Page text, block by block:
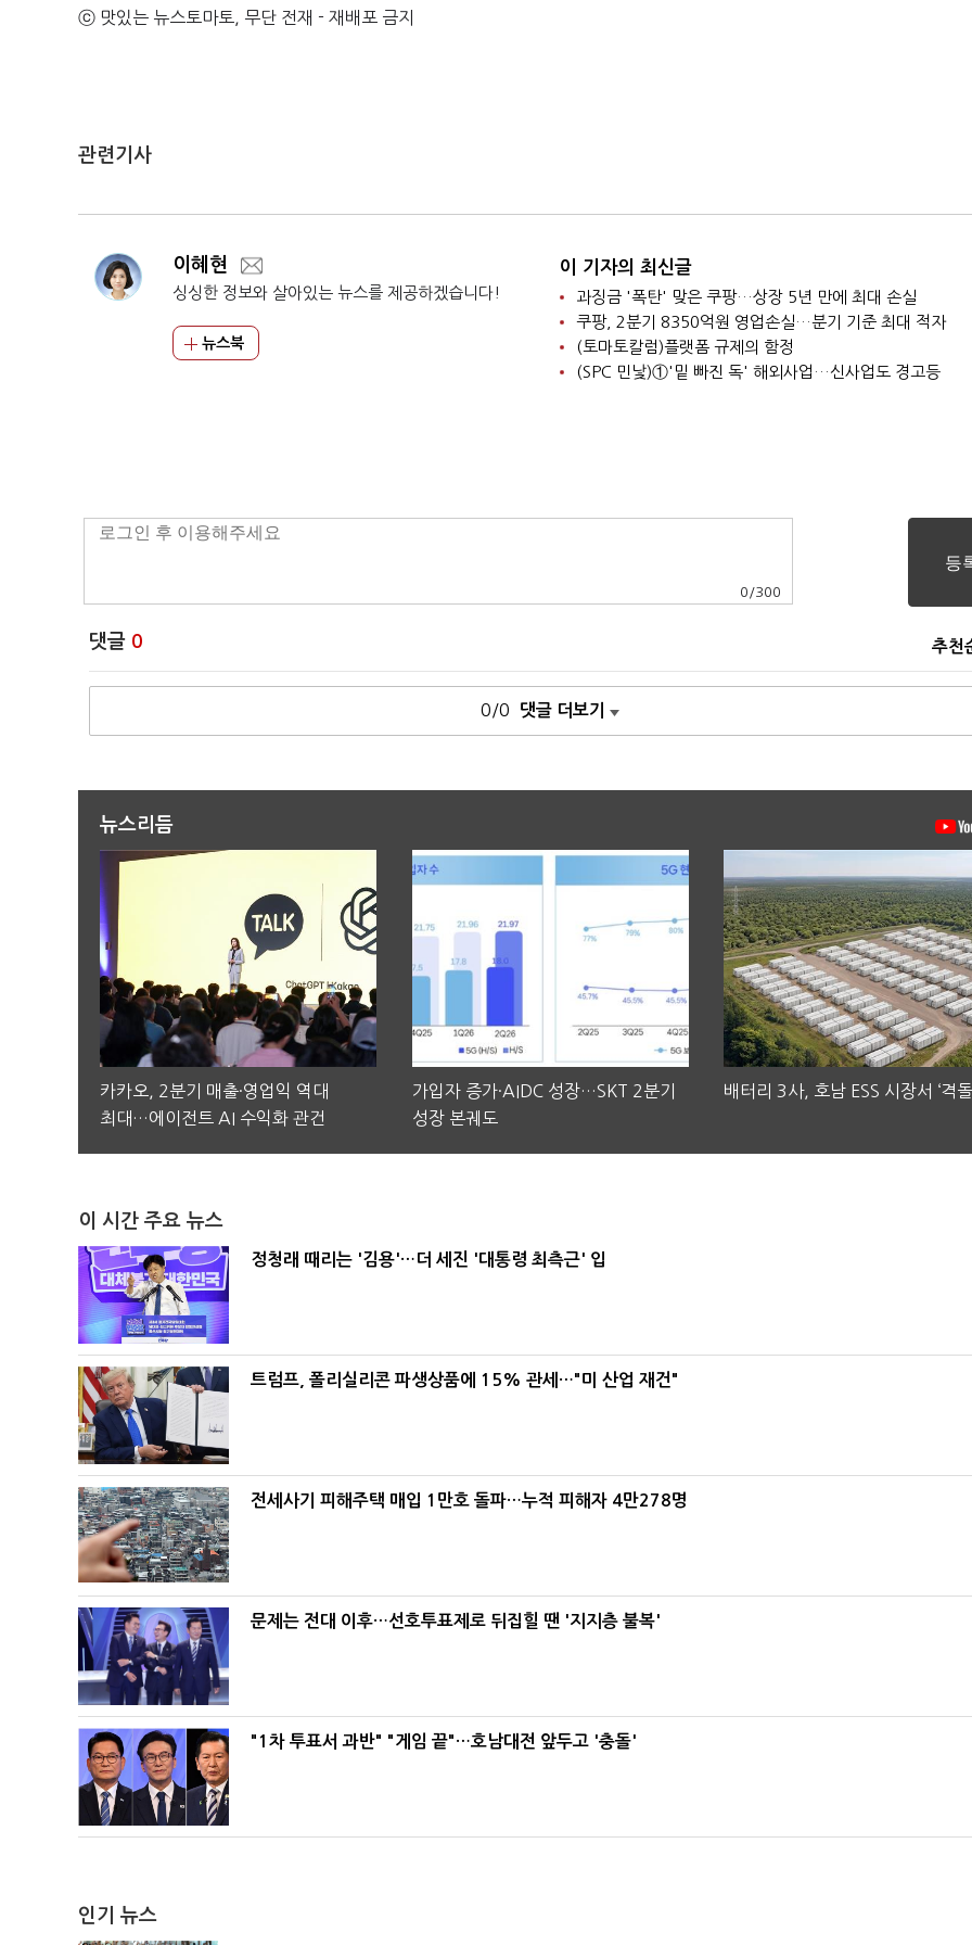
ⓒ 맛있는 뉴스토마토, 무단 전재 - 재배포 금지
관련기사
이혜현
싱싱한 정보와 살아있는 뉴스를 제공하겠습니다!
뉴스북
이 기자의 최신글
과징금 '폭탄' 맞은 쿠팡…상장 5년 만에 최대 손실
쿠팡, 2분기 8350억원 영업손실…분기 기준 최대 적자
(토마토칼럼)플랫폼 규제의 함정
(SPC 민낯)①'밑 빠진 독' 해외사업…신사업도 경고등
0 /300
댓글 0 추천
0/0 댓글 더보기
뉴스리듬
카카오, 2분기 매출·영업익 역대
최대…에이전트 AI 수익화 관건
가입자 증가·AIDC 성장…SKT 2분기
성장 본궤도
배터리 3사, 호남 ESS 시장서 ‘격돌
이 시간 주요 뉴스
정청래 때리는 '김용'…더 세진 '대통령 최측근' 입
트럼프, 폴리실리콘 파생상품에 15% 관세…"미 산업 재건"
전세사기 피해주택 매입 1만호 돌파…누적 피해자 4만278명
문제는 전대 이후…선호투표제로 뒤집힐 땐 '지지층 불복'
"1차 투표서 과반" "게임 끝"…호남대전 앞두고 '충돌'
인기 뉴스